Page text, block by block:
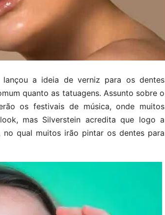
a ideia de verniz para os dentes
quanto as tatuagens. Assunto sobre o
os festivais de música, onde muitos
mas Silverstein acredita que logo a
qual muitos irão pintar os dentes para